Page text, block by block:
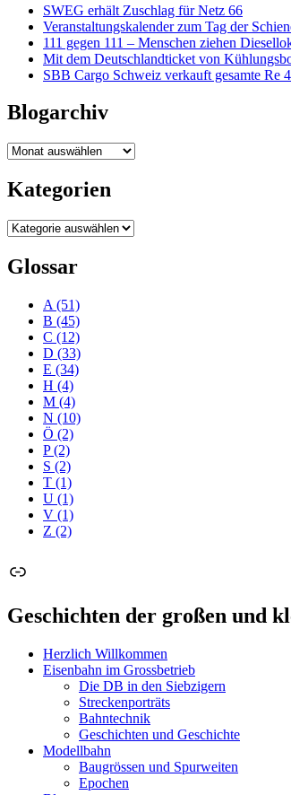
SWEG erhält Zuschlag für Netz 66
Veranstaltungskalender zum Tag der
111 gegen 111 – Menschen ziehen
Mit dem Deutschlandticket von
SBB Cargo Schweiz verkauft gesamte Re
Blogarchiv
Blogarchiv
Kategorien
Kategorien
Glossar
A (51)
B (45)
C (12)
D (33)
E (34)
H (4)
M (4)
N (10)
Ö (2)
P(2)
S (2)
T (1)
U (1)
V (1)
Z (2)
Link
Geschichten der großen und
Herzlich Willkommen
Eisenbahn im Grossbetrieb
Die DB in den Siebzigern
Streckenporträts
Bahntechnik
Geschichten und Geschichte
Modellbahn
Baugrössen und Spurweiten
Epochen